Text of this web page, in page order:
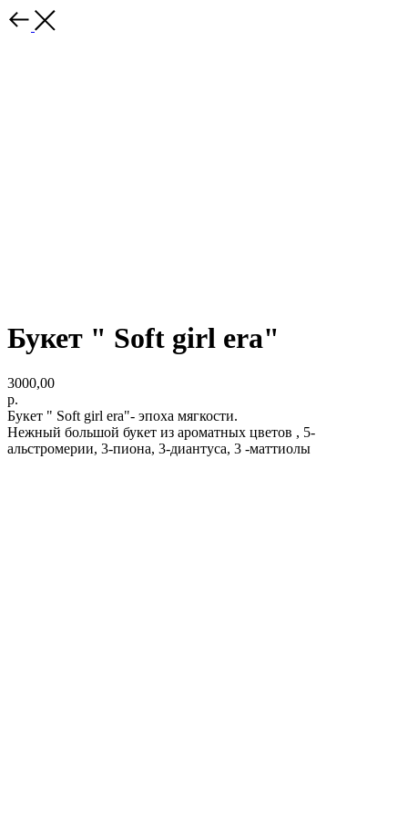
Букет " Soft girl era"
3000,00
р.
Букет " Soft girl era"- эпоха мягкости.
Нежный большой букет из ароматных цветов , 5-
альстромерии, 3-пиона, 3-диантуса, 3 -маттиолы